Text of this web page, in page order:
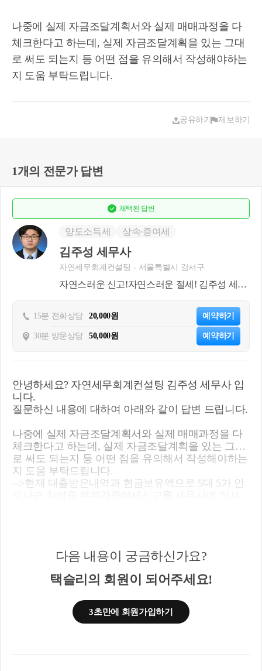
나중에 실제 자금조달계획서와 실제 매매과정을 다
체크한다고 하는데, 실제 자금조달계획을 있는 그대
로 써도 되는지 등 어떤 점을 유의해서 작성해야하는
지 도움 부탁드립니다.
공유하기 제보하기
1개의 전문가 답변
채택된 답변
양도소득세 상속∙증여세
김주성 세무사
자연세무회계컨설팅 서울특별시 강서구
자연스러운 신고!자연스러운 절세! 김주성 세무
15분 전화상담 20,000원 예약하기
30분 방문상담 50,000원 예약하기
안녕하세요? 자연세무회계컨설팅 김주성 세무사 입
니다.
질문하신 내용에 대하여 아래와 같이 답변 드립니다.
나중에 실제 자금조달계획서와 실제 매매과정을 다
체크한다고 하는데, 실제 자금조달계획을 있는 그대
로 써도 되는지 등 어떤 점을 유의해서 작성해야하는
지 도움 부탁드립니다.
-->현재 대출받은내역과 현금보유액으로 5대 5가 안
다음 내용이 궁금하신가요?
택슬리의 회원이 되어주세요!
3초만에 회원가입하기